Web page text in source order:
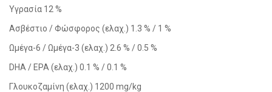
Υγρασία 12 %
Ασβέστιο / Φώσφορος (ελαχ.) 1.3 % / 1 %
Ωμέγα-6 / Ωμέγα-3 (ελαχ.) 2.6 % / 0.5 %
DHA / EPA (ελαχ.) 0.1 % / 0.1 %
Γλουκοζαμίνη (ελαχ.) 1200 mg/kg